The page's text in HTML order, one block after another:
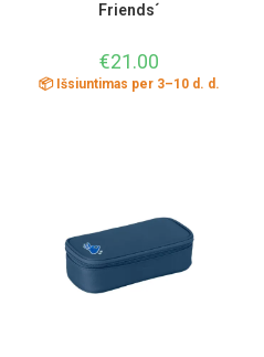
Friends´
€21.00
📦 Išsiuntimas per 3–10 d. d.